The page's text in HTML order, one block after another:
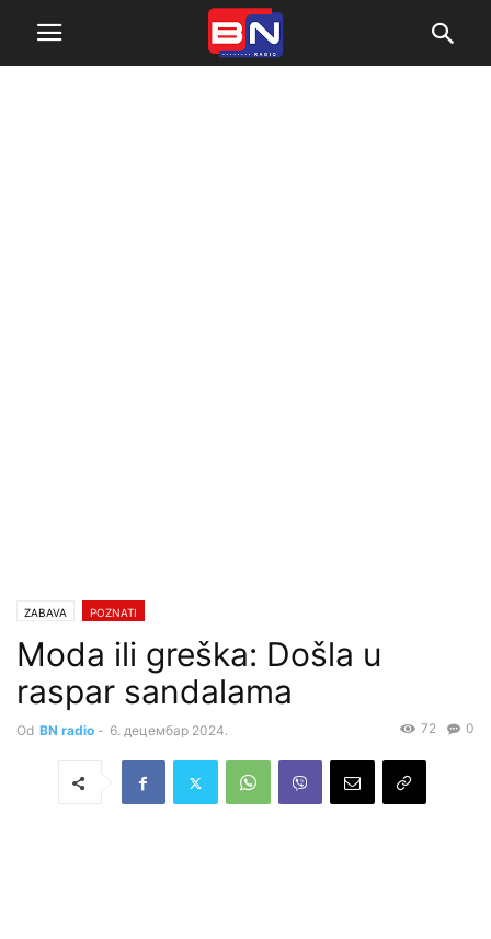
ZABAVA POZNATI
Moda ili greška: Došla u
raspar sandalama
Od BN radio - 6. децембар 2024. 0
72